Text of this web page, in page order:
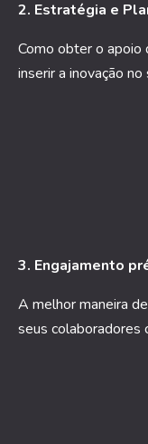
2. Estratégia e
Como obter o apoio
inserir a inovação
3. Engajamento
A melhor maneira
seus colaboradores